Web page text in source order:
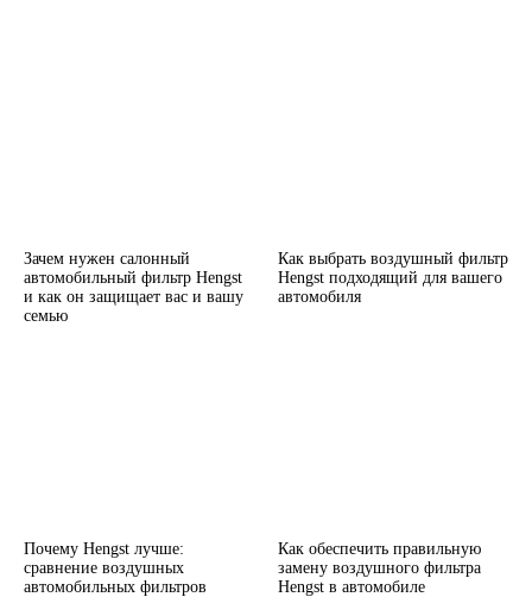
Зачем нужен салонный
автомобильный фильтр Hengst
и как он защищает вас и вашу
семью
Как выбрать воздушный фильтр
Hengst подходящий для вашего
автомобиля
Почему Hengst лучше:
сравнение воздушных
автомобильных фильтров
Как обеспечить правильную
замену воздушного фильтра
Hengst в автомобиле